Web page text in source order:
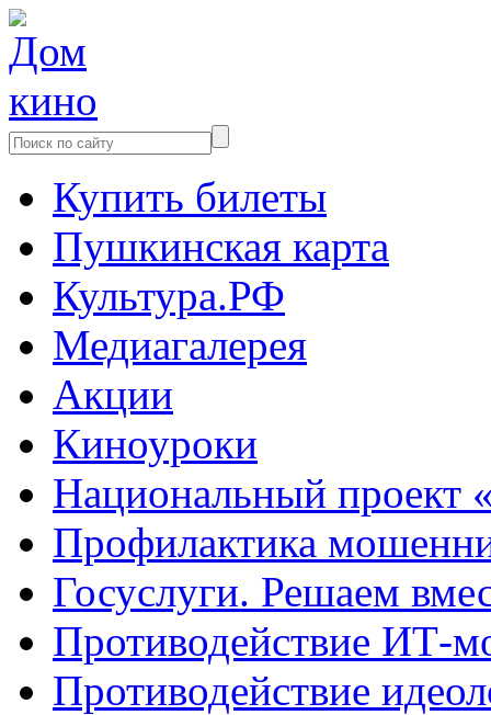
Купить билеты
Пушкинская карта
Культура.РФ
Медиагалерея
Акции
Киноуроки
Национальный проект
Профилактика
Госуслуги. Решаем
Противодействие ИТ-
Противодействие